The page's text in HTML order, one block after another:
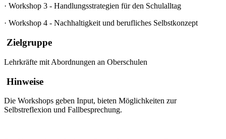
· Workshop 3 - Handlungsstrategien für den Schulalltag
· Workshop 4 - Nachhaltigkeit und berufliches Selbstkonzept
Zielgruppe
Lehrkräfte mit Abordnungen an Oberschulen
Hinweise
Die Workshops geben Input, bieten Möglichkeiten zur
Selbstreflexion und Fallbesprechung.